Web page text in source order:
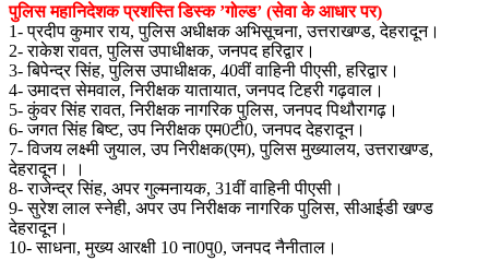
पुलिस महानिदेशक प्रशस्ति डिस्क ’गोल्ड’ (सेवा के आधार पर)
1- प्रदीप कुमार राय, पुलिस अधीक्षक अभिसूचना, उत्तराखण्ड, देहरादून।
2- राकेश रावत, पुलिस उपाधीक्षक, जनपद हरिद्वार।
3- बिपेन्द्र सिंह, पुलिस उपाधीक्षक, 40वीं वाहिनी पीएसी, हरिद्वार।
4- उमादत्त सेमवाल, निरीक्षक यातायात, जनपद टिहरी गढ़वाल।
5- कुंवर सिंह रावत, निरीक्षक नागरिक पुलिस, जनपद पिथौरागढ़।
6- जगत सिंह बिष्ट, उप निरीक्षक एम0टी0, जनपद देहरादून।
7- विजय लक्ष्मी जुयाल, उप निरीक्षक(एम), पुलिस मुख्यालय, उत्तराखण्ड,
देहरादून। ।
8- राजेन्द्र सिंह, अपर गुल्मनायक, 31वीं वाहिनी पीएसी।
9- सुरेश लाल स्नेही, अपर उप निरीक्षक नागरिक पुलिस, सीआईडी खण्ड
देहरादून।
10- साधना, मुख्य आरक्षी 10 ना0पु0, जनपद नैनीताल।